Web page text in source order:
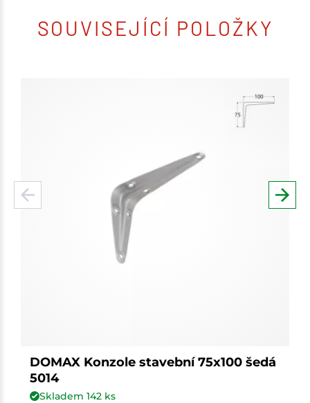
SOUVISEJÍCÍ POLOŽKY
DOMAX Konzole stavební 75x100 šedá
5014
Skladem 142ks